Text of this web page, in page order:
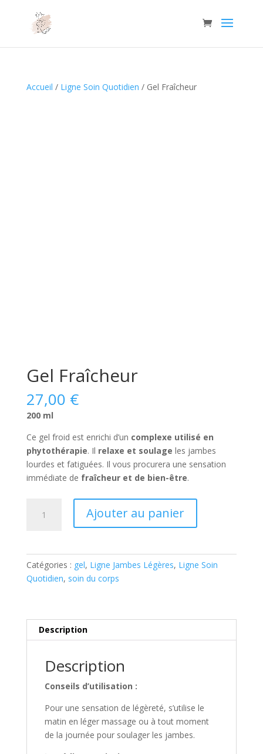
Accueil / Ligne Soin Quotidien / Gel Fraîcheur
Gel Fraîcheur
27,00 €
200 ml
Ce gel froid est enrichi d’un complexe utilisé en
phytothérapie. Il relaxe et soulage les jambes
lourdes et fatiguées. Il vous procurera une sensation
immédiate de fraîcheur et de bien-être.
Ajouter au panier
Catégories : gel, Ligne Jambes Légères, Ligne Soin
Quotidien, soin du corps
Description
Description
Conseils d’utilisation :
Pour une sensation de légèreté, s’utilise le
matin en léger massage ou à tout moment
de la journée pour soulager les jambes.